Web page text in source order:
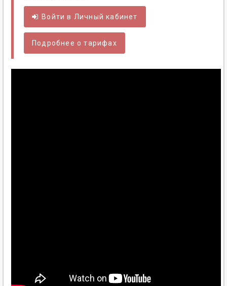
Войти в Личный кабинет
Подробнее о тарифах